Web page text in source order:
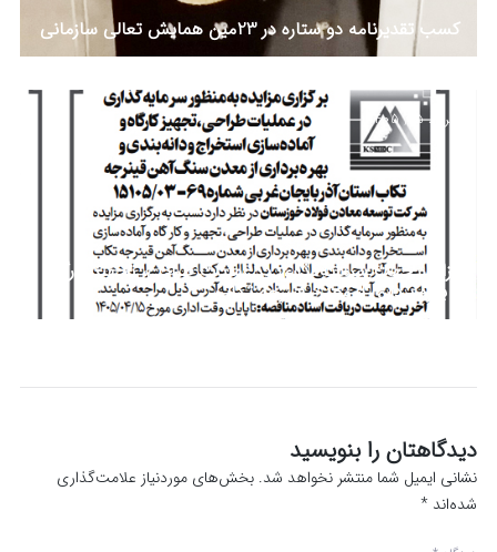
کسب تقدیرنامه دو ستاره در 23مین همایش تعالی سازمانی
خرداد 25, 1405
مزایده جهت سرمایه‌گذاری در عملیات طراحی، تجهیز کارگاه
و بهره برداری از معدن قینرجه تکاب
دیدگاهتان را بنویسید
نشانی ایمیل شما منتشر نخواهد شد. بخش‌های موردنیاز علامت‌گذاری
شده‌اند *